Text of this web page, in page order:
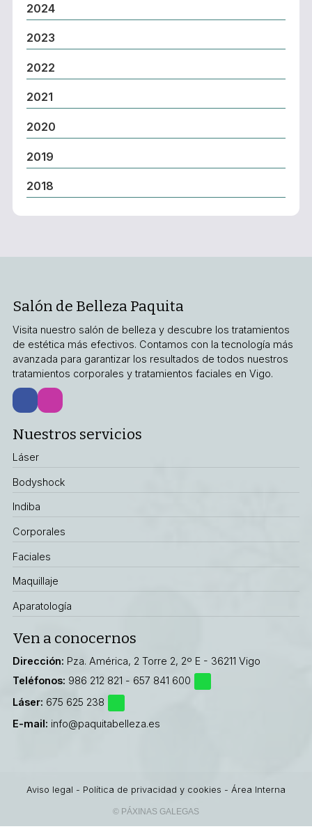
2024
2023
2022
2021
2020
2019
2018
Salón de Belleza Paquita
Visita nuestro salón de belleza y descubre los tratamientos
de estética más efectivos. Contamos con la tecnología más
avanzada para garantizar los resultados de todos nuestros
tratamientos corporales y tratamientos faciales en Vigo.
Nuestros servicios
Láser
Bodyshock
Indiba
Corporales
Faciales
Maquillaje
Aparatología
Ven a conocernos
Dirección: Pza. América, 2 Torre 2, 2º E - 36211 Vigo
Teléfonos: 986 212 821 - 657 841 600
Láser: 675 625 238
E-mail: info@paquitabelleza.es
Aviso legal - Política de privacidad y cookies - Área Interna
© PÁXINAS GALEGAS